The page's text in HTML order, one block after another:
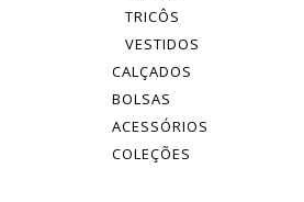
TRICÔS
VESTIDOS
CALÇADOS
BOLSAS
ACESSÓRIOS
COLEÇÕES